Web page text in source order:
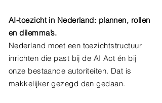
AI-toezicht in Nederland: plannen, rollen
en dilemma’s.
Nederland moet een toezichtstructuur
inrichten die past bij de AI Act én bij
onze bestaande autoriteiten. Dat is
makkelijker gezegd dan gedaan.